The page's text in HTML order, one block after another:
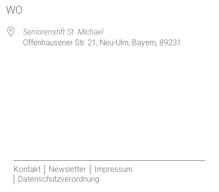
WO
Seniorenstift St. Michael
Offenhausener Str. 21, Neu-Ulm, Bayern, 89231
Kontakt Newsletter
Impressum
Datenschutzverordnung